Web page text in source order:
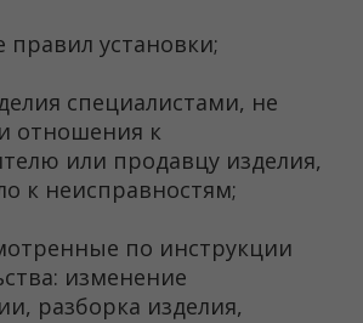
правил установки;
специалистами, не
к
или продавцу изделия,
к неисправностям;
по инструкции
изменение
разборка изделия,